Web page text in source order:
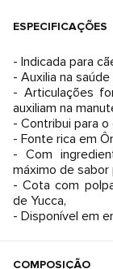
ESPECIFICAÇÕES
- Indicada para
- Auxilia na
- Articulações
auxiliam na
- Contribui para
- Fonte rica em
- Com
máximo de sabor
- Cota com
de Yucca,
- Disponível em
COMPOSIÇÃO